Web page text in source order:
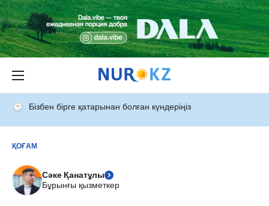
Бізбен бірге қатарынан болған күндеріңіз
ҚОҒАМ
Сәке Қанатұлы
Бұрынғы қызметкер